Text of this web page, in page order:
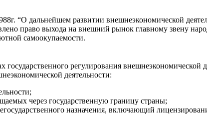
“О дальнейшем развитии внешнеэкономической
право выхода на внешний рынок главному звену
самоокупаемости.
регулирования
деятельности:
через государственную границу страны;
назначения, включающий